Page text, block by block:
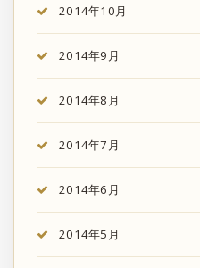
2014年10月
2014年9月
2014年8月
2014年7月
2014年6月
2014年5月